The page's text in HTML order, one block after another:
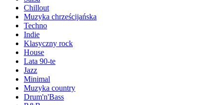
Chillout
Muzyka chrześcijańska
Techno
Indie
Klasyczny rock
House
Lata 90-te
Jazz
Minimal
Muzyka country
Drum'n'Bass